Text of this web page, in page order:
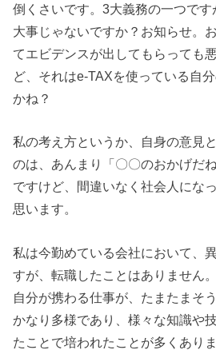
倒くさいです。3大義務の一つで
大事じゃないですか？お知らせ。
てエビデンスが出してもらっても
ど、それはe-TAXを使っている自
かね？
私の考え方というか、自身の意見
のは、あんまり「〇〇のおかげだ
ですけど、間違いなく社会人にな
思います。
私は今勤めている会社において、
すが、転職したことはありません
自分が携わる仕事が、たまたまそ
かなり多様であり、様々な知識や
たことで培われたことが多くありま